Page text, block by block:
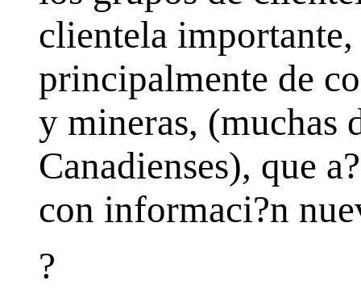
clientela importante,
principalmente de
y mineras, (muchas
Canadienses), que
con informaci?n
?